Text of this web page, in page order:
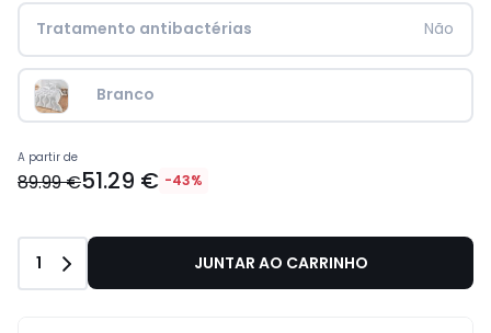
Tratamento antibactérias Não
Branco
A partir de
89.99 €51.29 € -43%
Quantidade
1 JUNTAR AO CARRINHO